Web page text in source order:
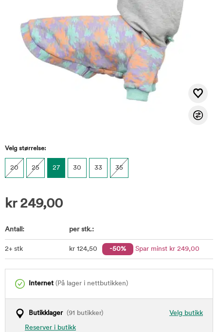
Velg størrelse:
20 25 27 30 33 35
kr 249,00
Antall: per stk.:
2+ stk kr 124,50 -50% Spar minst kr 249,00
Internet (På lager i nettbutikken)
Velg butikk
Butikklager(91 butikker)
Reserver i butikk